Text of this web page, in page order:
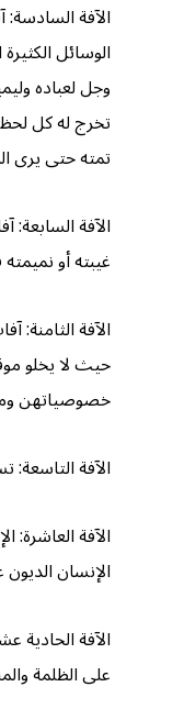
الآفة
الوسائل
وجل لعباده
تخرج له كل
تمته حتى يرى
الآفة
غيبته أو
الآفة
حيث لا يخلو
خصوصياتهن
الآفة
الآفة العاشرة:
الإنسان
الآفة الحادية
على الظلمة